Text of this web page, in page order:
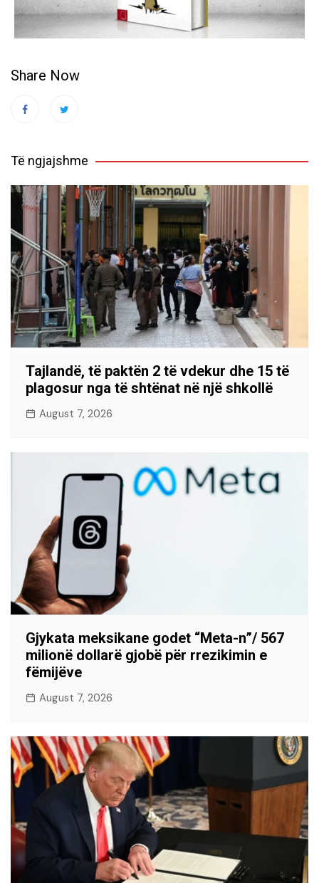
Share Now
Të ngjajshme
Tajlandë, të paktën 2 të vdekur dhe 15 të
plagosur nga të shtënat në një shkollë
August 7, 2026
Gjykata meksikane godet “Meta-n”/ 567
milionë dollarë gjobë për rrezikimin e
fëmijëve
August 7, 2026